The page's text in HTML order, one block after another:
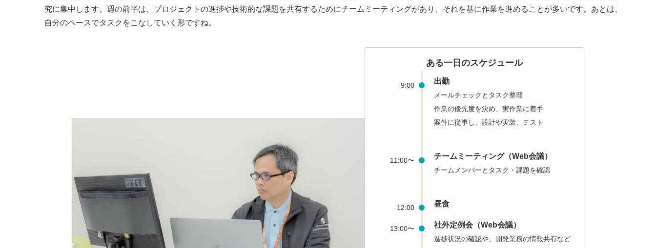
究に集中します。週の前半は、プロジェクトの進捗や技術的な課題を共有するためにチームミーティングがあり、それを基に作業を進めることが多いです。あとは、
自分のペースでタスクをこなしていく形ですね。
ある一日のスケジュール
9:00 出勤
メールチェックとタスク整理
作業の優先度を決め、実作業に着手
案件に従事し、設計や実装、テスト
11:00〜 チームミーティング（Web会議）
チームメンバーとタスク・課題を確認
12:00 昼食
13:00〜 社外定例会（Web会議）
進捗状況の確認や、開発業務の情報共有など